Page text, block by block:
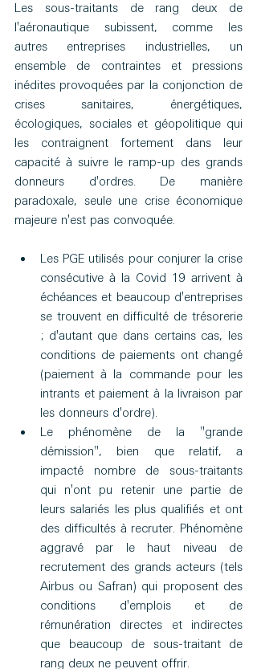
Les sous-traitants de rang deux de
l'aéronautique subissent, comme les
autres entreprises industrielles, un
ensemble de contraintes et pressions
inédites provoquées par la conjonction de
crises sanitaires, énergétiques,
écologiques, sociales et géopolitique qui
les contraignent fortement dans leur
capacité à suivre le ramp-up des grands
donneurs d'ordres. De manière
paradoxale, seule une crise économique
majeure n'est pas convoquée.
Les PGE utilisés pour conjurer la crise
consécutive à la Covid 19 arrivent à
échéances et beaucoup d'entreprises
se trouvent en difficulté de trésorerie
; d'autant que dans certains cas, les
conditions de paiements ont changé
(paiement à la commande pour les
intrants et paiement à la livraison par
les donneurs d'ordre).
Le phénomène de la "grande
démission", bien que relatif, a
impacté nombre de sous-traitants
qui n'ont pu retenir une partie de
leurs salariés les plus qualifiés et ont
des difficultés à recruter. Phénomène
aggravé par le haut niveau de
recrutement des grands acteurs (tels
Airbus ou Safran) qui proposent des
conditions d'emplois et de
rémunération directes et indirectes
que beaucoup de sous-traitant de
rang deux ne peuvent offrir.